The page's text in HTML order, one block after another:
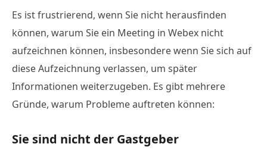
Es ist frustrierend, wenn Sie nicht herausfinden
können, warum Sie ein Meeting in Webex nicht
aufzeichnen können, insbesondere wenn Sie sich auf
diese Aufzeichnung verlassen, um später
Informationen weiterzugeben. Es gibt mehrere
Gründe, warum Probleme auftreten können:
Sie sind nicht der Gastgeber